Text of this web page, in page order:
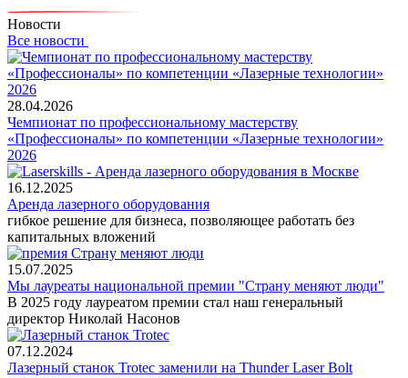
Новости
Все новости
28.04.2026
Чемпионат по профессиональному мастерству
«Профессионалы» по компетенции «Лазерные технологии»
2026
16.12.2025
Аренда лазерного оборудования
гибкое решение для бизнеса, позволяющее работать без
капитальных вложений
15.07.2025
Мы лауреаты национальной премии "Страну меняют люди"
В 2025 году лауреатом премии стал наш генеральный
директор Николай Насонов
07.12.2024
Лазерный станок Trotec заменили на Thunder Laser Bolt